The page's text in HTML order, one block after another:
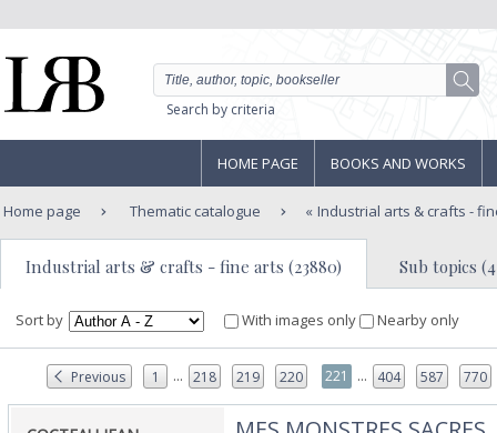
Search by criteria
HOME PAGE BOOKS AND WORKS
Home page Thematic catalogue Industrial arts & crafts -
Industrial arts & crafts - fine arts (23880) Sub topics
Sort by With images only Nearby only
Previous 1 ... 218 219 220 221 ... 404 587 770